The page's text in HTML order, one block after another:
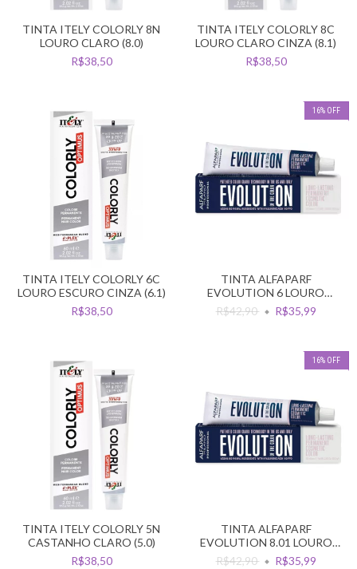
TINTA ITELY COLORLY 8N
LOURO CLARO (8.0)
R$38,50
TINTA ITELY COLORLY 8C
LOURO CLARO CINZA (8.1)
R$38,50
TINTA ITELY COLORLY 6C
LOURO ESCURO CINZA (6.1)
R$38,50
16% OFF
TINTA ALFAPARF
EVOLUTION 6 LOURO
ESCURO
R$42,90 R$35,99
TINTA ITELY COLORLY 5N
CASTANHO CLARO (5.0)
R$38,50
16% OFF
TINTA ALFAPARF
EVOLUTION 8.01 LOURO
CLARO NACRE
R$42,90 R$35,99